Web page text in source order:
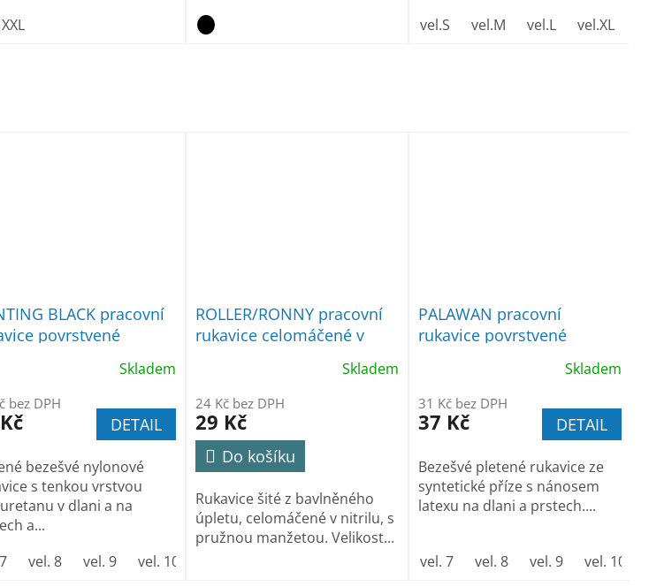
BLACK pracovní
povrstvené
Skladem
bez DPH
DETAIL
bezešvé nylonové
s tenkou vrstvou
v dlani a na
a...
vel. 8 vel. 9 vel. 10
ROLLER/RONNY pracovní
rukavice celomáčené v
Skladem
24 Kč bez DPH
29 Kč
Do košíku
Rukavice šité z bavlněného
úpletu, celomáčené v nitrilu, s
pružnou manžetou. Velikost...
PALAWAN pracovní
rukavice povrstvené
Skladem
31 Kč bez DPH
37 Kč DETAIL
Bezešvé pletené rukavice ze
syntetické příze s nánosem
latexu na dlani a prstech....
vel. 7 vel. 8 vel. 9 vel. 10
46
XXL vel.S vel.M vel.L vel.XL